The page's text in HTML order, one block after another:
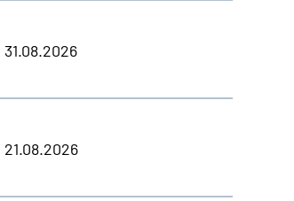
31.08.2026
21.08.2026